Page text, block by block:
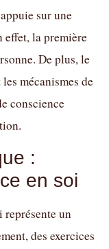
sur une
effet, la première
De plus, le
mécanismes de
conscience
:
en soi
un
des exercices